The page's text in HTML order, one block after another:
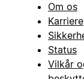
Om os
Karriere
Status
Vilkår